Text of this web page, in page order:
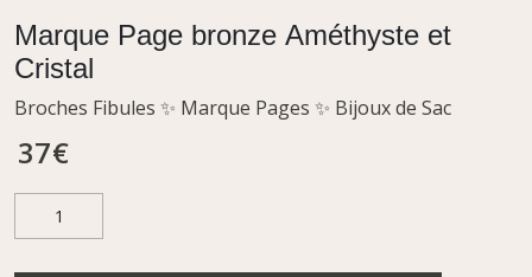
Marque Page bronze Améthyste et
Cristal
Broches Fibules ✨ Marque Pages ✨ Bijoux de Sac
37€